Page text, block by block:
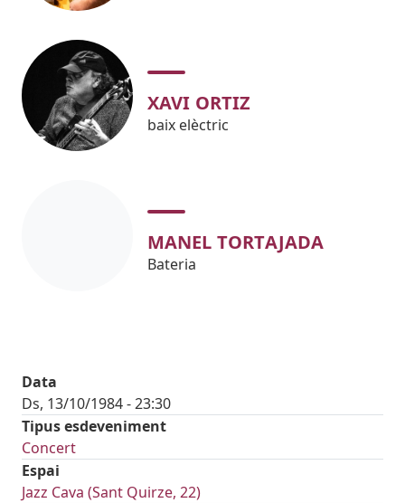
XAVI ORTIZ
baix elèctric
MANEL TORTAJADA
Bateria
Data
Ds, 13/10/1984 - 23:30
Tipus esdeveniment
Concert
Espai
Jazz Cava (Sant Quirze, 22)